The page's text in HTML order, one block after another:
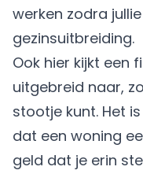
werken zodra
gezinsuitbreiding.
Ook hier kijkt een
uitgebreid naar,
stootje kunt. Het
dat een woning
geld dat je erin